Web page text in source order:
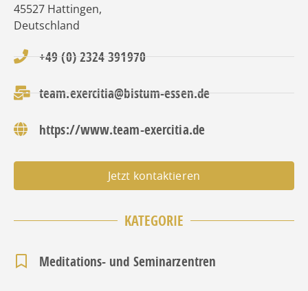
45527 Hattingen,
Deutschland
+49 (0) 2324 391970
team.exercitia@bistum-essen.de
https://www.team-exercitia.de
Jetzt kontaktieren
KATEGORIE
Meditations- und Seminarzentren